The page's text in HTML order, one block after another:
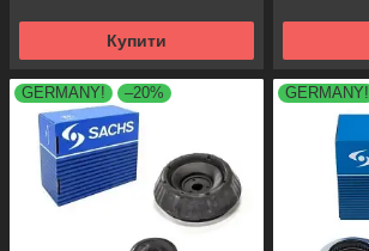
Купити
GERMANY! –20% GERMANY!